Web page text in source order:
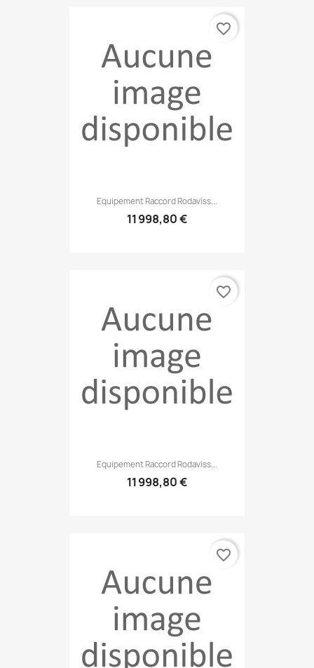
Equipement Raccord Rodaviss...
11 998,80 €
favorite_border
Equipement Raccord Rodaviss...
11 998,80 €
favorite_border
favorite_border